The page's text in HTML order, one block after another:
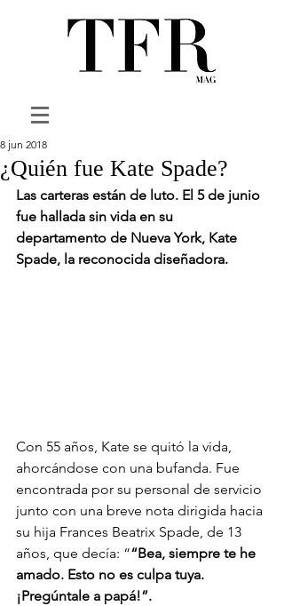
¿Quién fue Kate Spade?
8 jun 2018
Las carteras están de luto. El 5 de junio
fue hallada sin vida en su
departamento de Nueva York, Kate
Spade, la reconocida diseñadora.
Con 55 años, Kate se quitó la vida,
ahorcándose con una bufanda. Fue
encontrada por su personal de servicio
junto con una breve nota dirigida hacia
su hija Frances Beatrix Spade, de 13
años, que decía: ““Bea, siempre te he
amado. Esto no es culpa tuya.
¡Pregúntale a papá!”.